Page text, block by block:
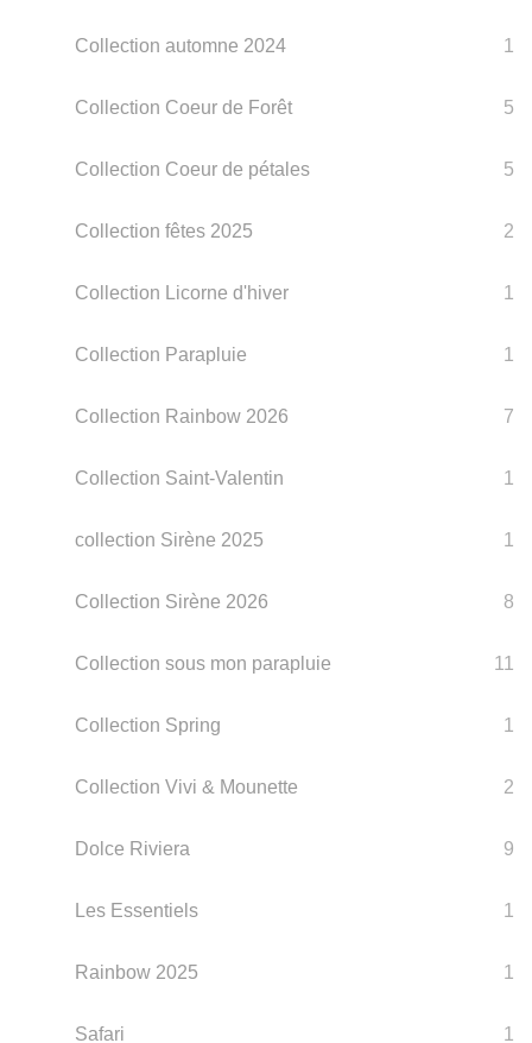
Collection automne 2024 1
Collection Coeur de Forêt 5
Collection Coeur de pétales 5
Collection fêtes 2025 2
Collection Licorne d'hiver 1
Collection Parapluie 1
Collection Rainbow 2026 7
Collection Saint-Valentin 1
collection Sirène 2025 1
Collection Sirène 2026 8
Collection sous mon parapluie 11
Collection Spring 1
Collection Vivi & Mounette 2
Dolce Riviera 9
Les Essentiels 1
Rainbow 2025 1
Safari 1